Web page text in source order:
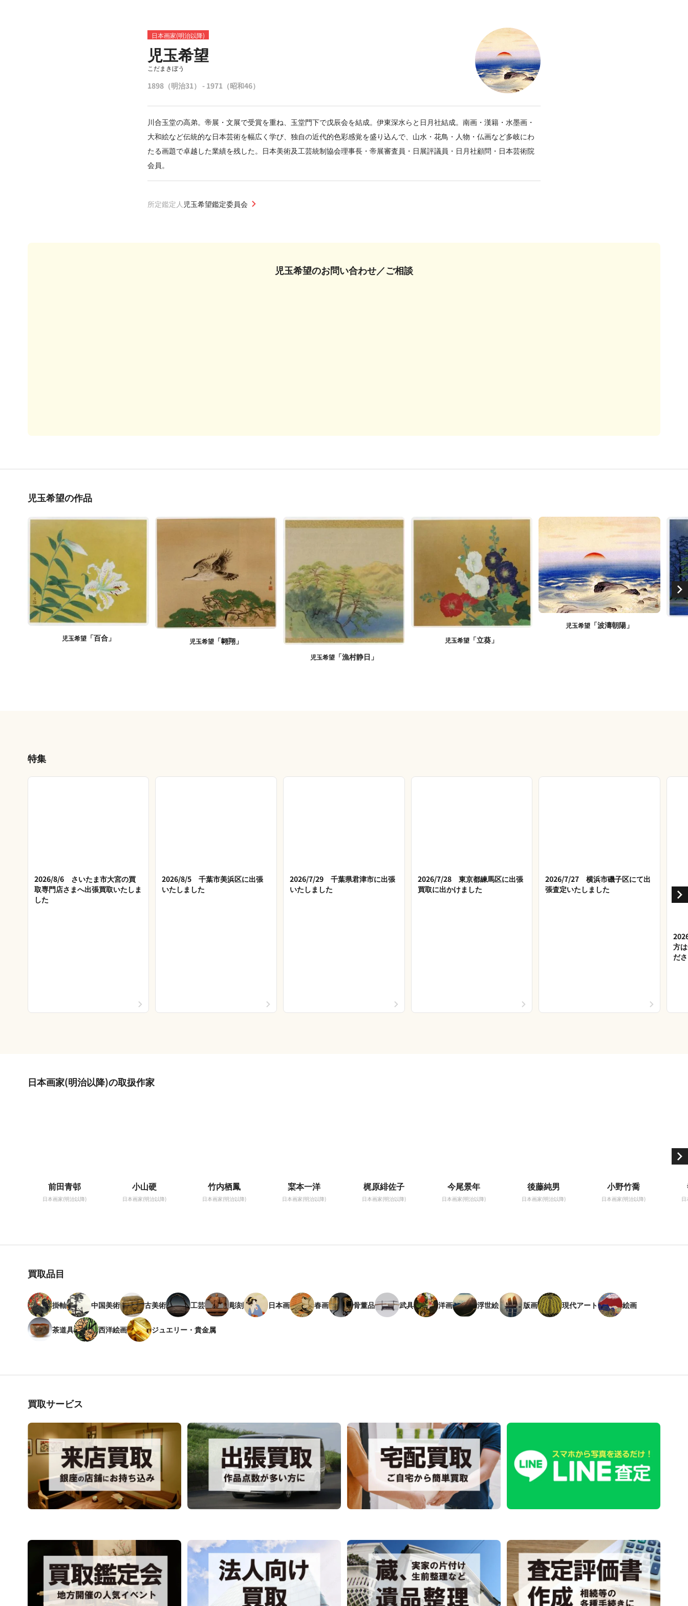
日本画家(明治以降)
児玉希望
こだまきぼう
1898（明治31） - 1971（昭和46）
川合玉堂の高弟。帝展・文展で受賞を重ね、玉堂門下で戊辰会を結成。伊東深水らと日月社結成。南画・漢籍・水墨画・
大和絵など伝統的な日本芸術を幅広く学び、独自の近代的色彩感覚を盛り込んで、山水・花鳥・人物・仏画など多岐にわ
たる画題で卓越した業績を残した。日本美術及工芸統制協会理事長・帝展審査員・日展評議員・日月社顧問・日本芸術院
会員。
所定鑑定人 児玉希望鑑定委員会
児玉希望のお問い合わせ／ご相談
児玉希望の作品
児玉希望「百合」 児玉希望 「翺翔」
児玉希望「漁村静日」
児玉希望 「立葵」
児玉希望「波濤朝陽」
特集
2026/8/6 さいたま市大宮の買
取専門店さまへ出張買取いたしま
した
2026/8/5 千葉市美浜区に出張
いたしました
2026/7/29 千葉県君津市に出張
いたしました
2026/7/28 東京都練馬区に出張
買取に出かけました
2026/7/27 横浜市磯子区にて出
張査定いたしました
方
だ
日本画家(明治以降)の取扱作家
前田青邨
日本画家(明治以降)
小山硬
日本画家(明治以降)
竹内栖鳳
日本画家(明治以降)
梥本一洋
日本画家(明治以降)
梶原緋佐子
日本画家(明治以降)
今尾景年
日本画家(明治以降)
後藤純男
日本画家(明治以降)
小野竹喬
日本画家(明治以降)
買取品目
掛軸 中国美術 古美術 工芸 彫刻 日本画 春画 骨董品 武具 洋画 浮世絵 版画 現代アート 絵画
茶道具 西洋絵画 ジュエリー・貴金属
買取サービス